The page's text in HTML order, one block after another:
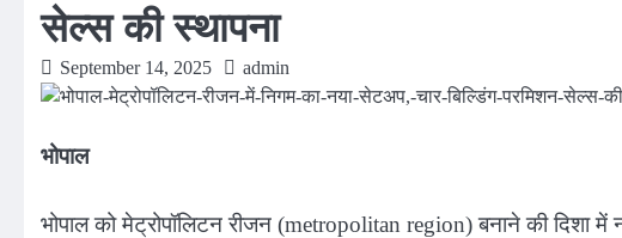
सेल्स की स्थापना
September 14, 2025 admin
भोपाल
भोपाल को मेट्रोपॉलिटन रीजन (metropolitan region) बनाने की